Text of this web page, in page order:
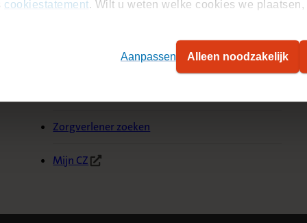
cookiestatement . Wilt u weten welke cookies we
Alleen noodzakelijk
Aanpassen
Nota declareren
Zorgverlener zoeken
Mijn CZ
(Opent in nieuw tabblad)